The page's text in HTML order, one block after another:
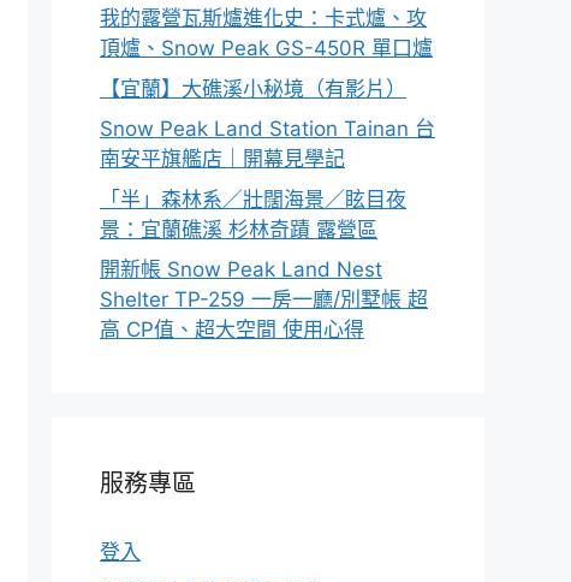
我的露營瓦斯爐進化史：卡式爐、攻
頂爐、Snow Peak GS-450R 單口爐
【宜蘭】大礁溪小秘境（有影片）
Snow Peak Land Station Tainan 台
南安平旗艦店｜開幕見學記
「半」森林系／壯闊海景／眩目夜
景：宜蘭礁溪 杉林奇蹟 露營區
開新帳 Snow Peak Land Nest
Shelter TP-259 一房一廳/別墅帳 超
高 CP值、超大空間 使用心得
服務專區
登入